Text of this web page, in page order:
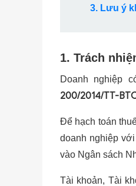
3. Lưu ý
1. Trách
Doanh nghiệp
200/2014/TT-
Để hạch toán
doanh nghiệp
vào Ngân sách
Tài khoản, Tài